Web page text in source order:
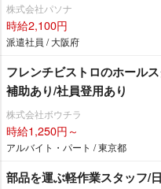
株式会社パソナ
時給2,100円
派遣社員 / 大阪府
フレンチビストロのホール
補助あり/社員登用あり
株式会社ボウチラ
時給1,250円～
アルバイト・パート / 東京都
部品を運ぶ軽作業スタッフ/